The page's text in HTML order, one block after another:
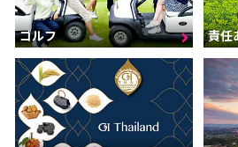
ゴルフ 責任